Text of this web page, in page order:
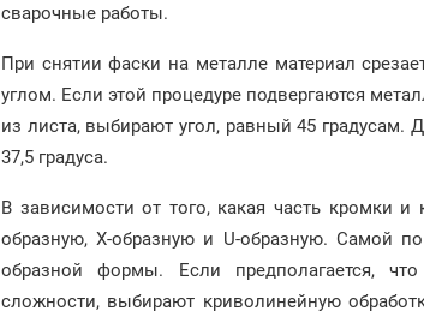
сварочные работы.
При снятии фаски на металле материал
углом. Если этой процедуре подвергаются
из листа, выбирают угол, равный 45 градусам.
37,5 градуса.
В зависимости от того, какая часть кромки
образную, X-образную и U-образную. Самой
образной формы. Если предполагается,
сложности, выбирают криволинейную